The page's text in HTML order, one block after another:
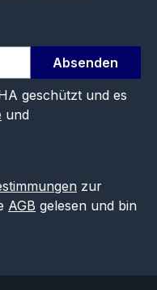
Absenden
geschützt und es
und
zur
AGB gelesen und bin